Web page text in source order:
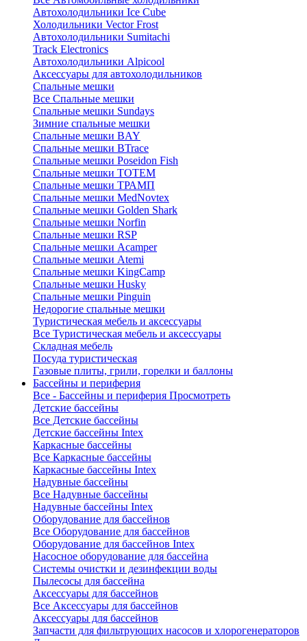
Автохолодильники Ice Cube
Холодильники Vector Frost
Автохолодильники Sumitachi
Track Electronics
Автохолодильники Alpicool
Аксессуары для автохолодильников
Спальные мешки
Все Спальные мешки
Спальные мешки Sundays
Зимние спальные мешки
Спальные мешки BAY
Спальные мешки BTrace
Спальные мешки Poseidon Fish
Спальные мешки ТОТЕМ
Спальные мешки ТРАМП
Cпальные мешки MedNovtex
Спальные мешки Golden Shark
Спальные мешки Norfin
Спальные мешки RSP
Спальные мешки Acamper
Спальные мешки Atemi
Спальные мешки KingCamp
Спальные мешки Husky
Спальные мешки Pinguin
Недорогие спальные мешки
Туристическая мебель и аксессуары
Все Туристическая мебель и аксессуары
Складная мебель
Посуда туристическая
Газовые плиты, грили, горелки и баллоны
Бассейны и периферия
Все - Бассейны и периферия Просмотреть
Детские бассейны
Все Детские бассейны
Детские бассейны Intex
Каркасные бассейны
Все Каркасные бассейны
Каркасные бассейны Intex
Надувные бассейны
Все Надувные бассейны
Надувные бассейны Intex
Оборудование для бассейнов
Все Оборудование для бассейнов
Оборудование для бассейнов Intex
Насосное оборудование для бассейна
Системы очистки и дезинфекции воды
Пылесосы для бассейна
Аксессуары для бассейнов
Все Аксессуары для бассейнов
Аксессуары для бассейнов
Запчасти для фильтрующих насосов и хлорогенераторов